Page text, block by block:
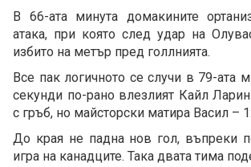
В 66-ата минута домакините
атака, при която след удар на
избито на метър пред голлнията.
Все пак логичното се случи в 79-ата
секунди по-рано влезлият Кайл Ларин
с гръб, но майсторски матира Васил –
До края не падна нов гол, въпреки
игра на канадците. Така двата тима